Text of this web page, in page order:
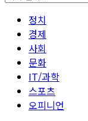
정치
경제
사회
문화
IT/과학
스포츠
오피니언